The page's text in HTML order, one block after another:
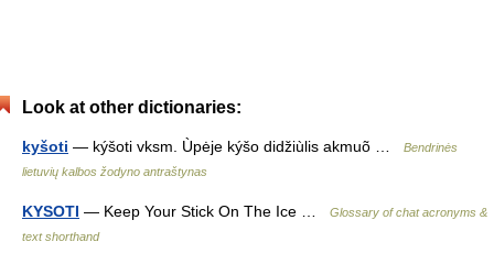
Look at other dictionaries:
kyšoti — kýšoti vksm. Ùpėje kýšo didžiùlis akmuõ …
Bendrinės
lietuvių kalbos žodyno antraštynas
KYSOTI — Keep Your Stick On The Ice …
Glossary of chat acronyms &
text shorthand